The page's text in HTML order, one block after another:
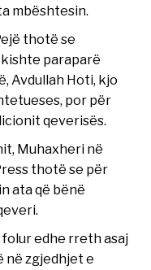
mbështesin.
thotë se
paraparë
Avdullah Hoti, kjo
por për
qeverisës.
Muhaxheri në
thotë se për
ata që bënë
edhe rreth asaj
në zgjedhjet e